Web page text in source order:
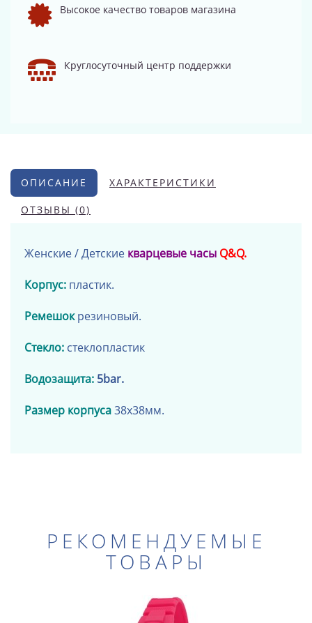
Высокое качество товаров магазина
Круглосуточный центр поддержки
ОПИСАНИЕ ХАРАКТЕРИСТИКИ
ОТЗЫВЫ (0)
Женские / Детские кварцевые часы Q&Q.
Корпус: пластик.
Ремешокрезиновый.
Стекло: стеклопластик
Водозащита: 5bar.
Размер корпуса38х38мм.
РЕКОМЕНДУЕМЫЕ
ТОВАРЫ